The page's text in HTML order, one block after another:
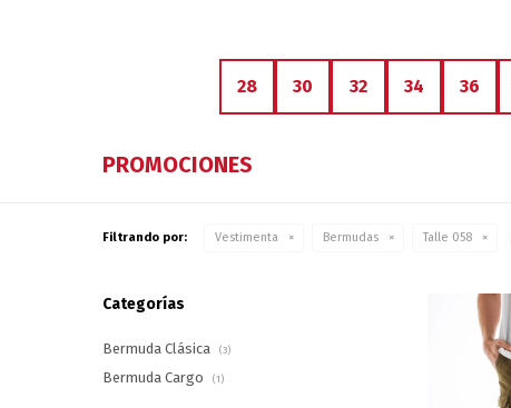
28 30 32 34 36
PROMOCIONES
Filtrando por: Vestimenta Bermudas Talle 058
Categorías
Bermuda Clásica (3)
Bermuda Cargo (1)